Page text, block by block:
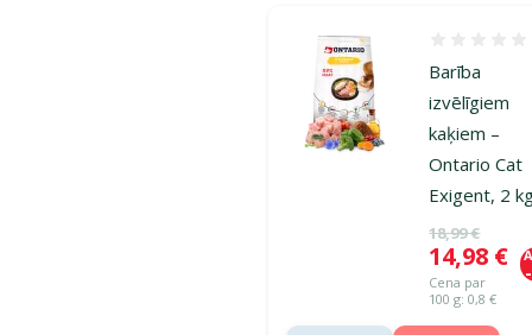
Barība
izvēlīgiem
kaķiem –
Ontario Cat
Exigent, 2
Oriģinālā
18,99 €
Cena
14,98 €
Cena par
100 g: 0,8 €